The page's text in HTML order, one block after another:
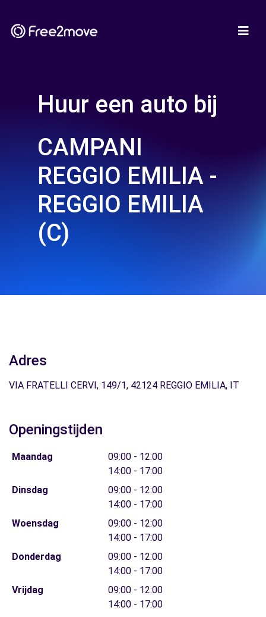
Huur een auto bij
CAMPANI
REGGIO EMILIA -
REGGIO EMILIA
(C)
Adres
VIA FRATELLI CERVI, 149/1, 42124 REGGIO EMILIA, IT
Openingstijden
Maandag
09:00 - 12:00
14:00 - 17:00
Dinsdag
09:00 - 12:00
14:00 - 17:00
Woensdag
09:00 - 12:00
14:00 - 17:00
Donderdag
09:00 - 12:00
14:00 - 17:00
Vrijdag
09:00 - 12:00
14:00 - 17:00